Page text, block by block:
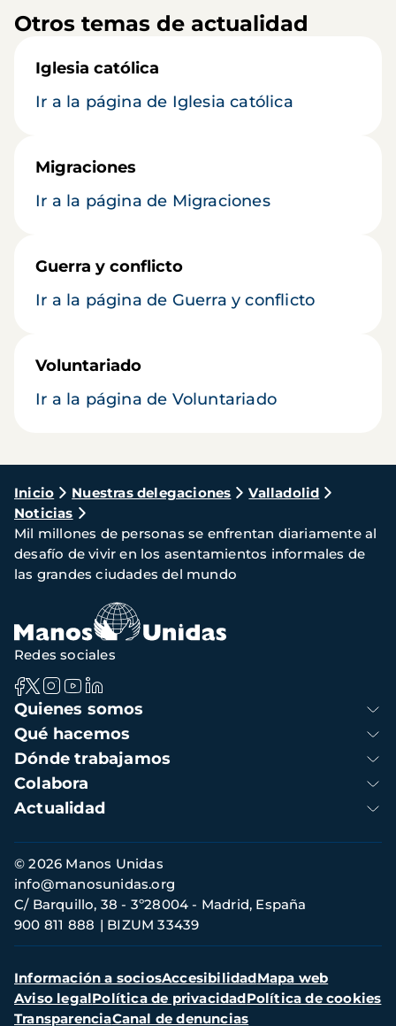
Otros temas de actualidad
Iglesia católica
Ir a la página de Iglesia católica
Migraciones
Ir a la página de Migraciones
Guerra y conflicto
Ir a la página de Guerra y conflicto
Voluntariado
Ir a la página de Voluntariado
Ruta
de
navegación
Inicio Nuestras delegaciones
Valladolid
Noticias
Mil millones de personas se enfrentan diariamente al
desafío de vivir en los asentamientos informales de
las grandes ciudades del mundo
Navegación
principal
Quienes somos
Qué hacemos
Dónde trabajamos
Colabora
Actualidad
Redes sociales
Información
de
contacto
© 2026 Manos Unidas
C/ Barquillo, 38 - 3º28004 - Madrid, España
900 811 888
BIZUM 33439
info@manosunidas.org
Menú
secundario
Información a sociosAccesibilidadMapa web
Aviso legalPolítica de privacidadPolítica de cookies
TransparenciaCanal de denuncias